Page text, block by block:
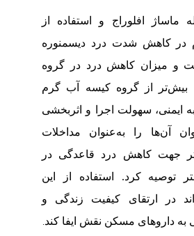
افلوراج و استفاده از
کاهش شدت درد دیسمنوره
و میزان کاهش درد در گروه
تر از گروه کیسه آب گرم
ایمنی، سهولت اجرا و اثربخشی
آن‌ها را به‌عنوان مداخلات
جهت کاهش درد قاعدگی در
توصیه کرد. استفاده از این
در ارتقای کیفیت زندگی و
داروهای مسکن نقش ایفا کند.